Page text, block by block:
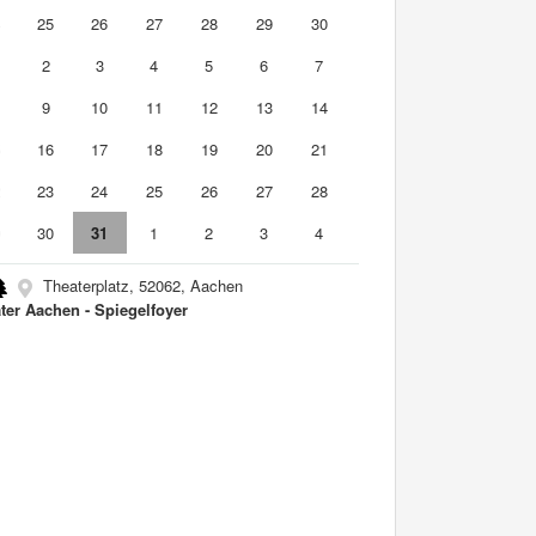
25 26 27 28 29
30
2 3 4 5 6
7
9 10 11 12 13
14
16 17 18 19 20
21
23 24 25 26 27
28
30 31 1 2 3 4
Theaterplatz, 52062, Aachen
Aachen - Spiegelfoyer